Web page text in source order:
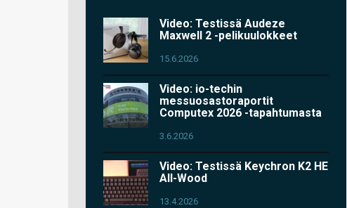
Video: Testissä Audeze
Maxwell 2 -pelikuulokkeet
15.6.2026
Video: io-techin
messuosastoraportit
Computex 2026 -tapahtumasta
3.6.2026
Video: Testissä Keychron K2 HE
All-Wood
13.4.2026